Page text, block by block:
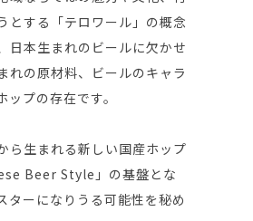
とする「テロワール」の概念
日本生まれのビールに欠かせ
れの原材料、ビールのキャラ
プの存在です。
ら生まれる新しい国産ホップ
Beer Style」の基盤とな
ターになりうる可能性を秘め